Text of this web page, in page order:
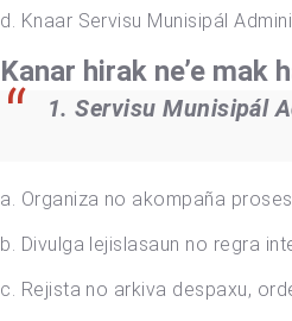
d. Knaar Servisu Munisipál
Kanar hirak ne’e mak
1. Servisu Munisipál
a. Organiza no akompaña
b. Divulga lejislasaun no regra
c. Rejista no arkiva despaxu,